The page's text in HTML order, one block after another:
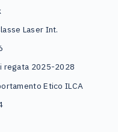
Laser Int.
regata 2025-2028
Etico ILCA